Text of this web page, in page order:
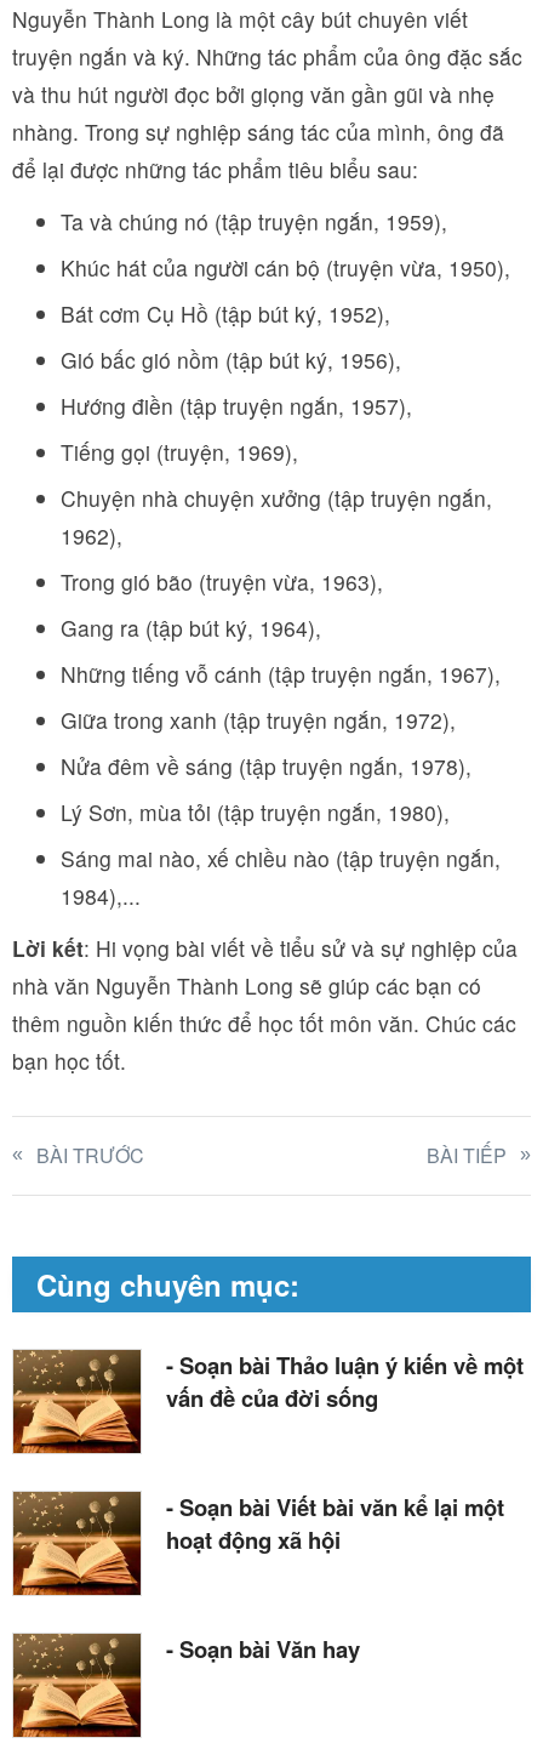
Nguyễn Thành Long là một cây bút chuyên viết
truyện ngắn và ký. Những tác phẩm của ông đặc sắc
và thu hút người đọc bởi giọng văn gần gũi và nhẹ
nhàng. Trong sự nghiệp sáng tác của mình, ông đã
để lại được những tác phẩm tiêu biểu sau:
Ta và chúng nó (tập truyện ngắn, 1959),
Khúc hát của người cán bộ (truyện vừa, 1950),
Bát cơm Cụ Hồ (tập bút ký, 1952),
Gió bấc gió nồm (tập bút ký, 1956),
Hướng điền (tập truyện ngắn, 1957),
Tiếng gọi (truyện, 1969),
Chuyện nhà chuyện xưởng (tập truyện ngắn,
1962),
Trong gió bão (truyện vừa, 1963),
Gang ra (tập bút ký, 1964),
Những tiếng vỗ cánh (tập truyện ngắn, 1967),
Giữa trong xanh (tập truyện ngắn, 1972),
Nửa đêm về sáng (tập truyện ngắn, 1978),
Lý Sơn, mùa tỏi (tập truyện ngắn, 1980),
Sáng mai nào, xế chiều nào (tập truyện ngắn,
1984),...
Lời kết: Hi vọng bài viết về tiểu sử và sự nghiệp của
nhà văn Nguyễn Thành Long sẽ giúp các bạn có
thêm nguồn kiến thức để học tốt môn văn. Chúc các
bạn học tốt.
BÀI TRƯỚC BÀI TIẾP
Cùng chuyên mục:
- Soạn bài Thảo luận ý kiến về một
vấn đề của đời sống
- Soạn bài Viết bài văn kể lại một
hoạt động xã hội
- Soạn bài Văn hay